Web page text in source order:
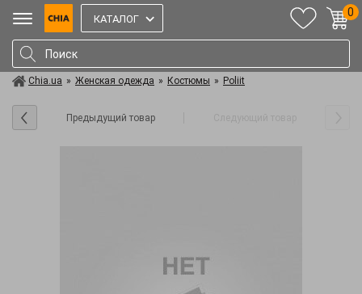
КАТАЛОГ
0
Chia.ua » Женская одежда » Костюмы » Poliit
Предыдущий товар